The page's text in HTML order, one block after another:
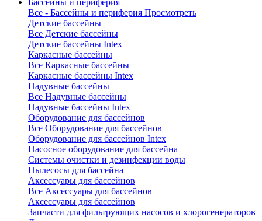
Бассейны и периферия
Все - Бассейны и периферия Просмотреть
Детские бассейны
Все Детские бассейны
Детские бассейны Intex
Каркасные бассейны
Все Каркасные бассейны
Каркасные бассейны Intex
Надувные бассейны
Все Надувные бассейны
Надувные бассейны Intex
Оборудование для бассейнов
Все Оборудование для бассейнов
Оборудование для бассейнов Intex
Насосное оборудование для бассейна
Системы очистки и дезинфекции воды
Пылесосы для бассейна
Аксессуары для бассейнов
Все Аксессуары для бассейнов
Аксессуары для бассейнов
Запчасти для фильтрующих насосов и хлорогенераторов